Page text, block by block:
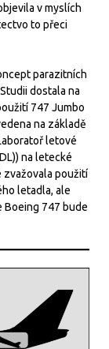
v myslích
to přeci
parazitních
dostala na
747 Jumbo
na základě
letové
na letecké
zvažovala použití
letadla, ale
Boeing 747 bude